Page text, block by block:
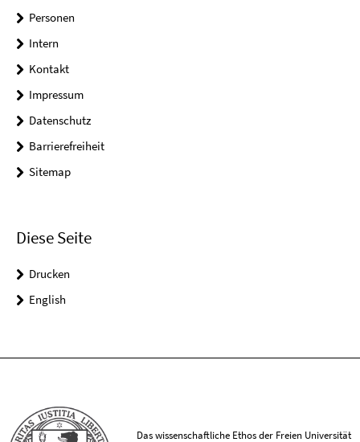
Personen
Intern
Kontakt
Impressum
Datenschutz
Barrierefreiheit
Sitemap
Diese Seite
Drucken
English
Das wissenschaftliche Ethos der Freien Universität